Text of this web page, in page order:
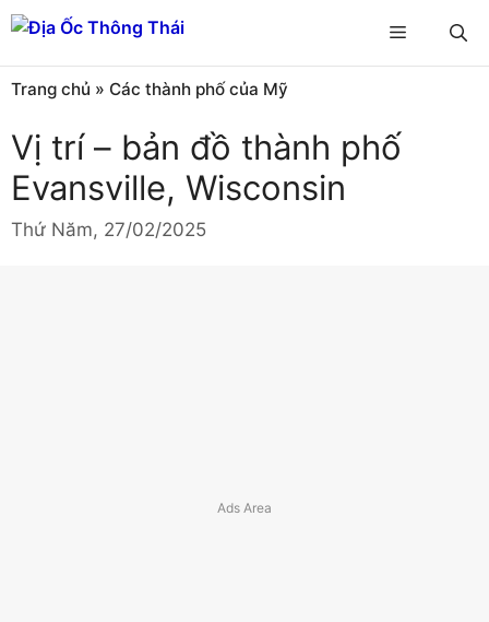
Chuyển
đến
nội
dung
Menu
Trang chủ » Các thành phố của Mỹ
Vị trí – bản đồ thành phố
Evansville, Wisconsin
Thứ Năm, 27/02/2025